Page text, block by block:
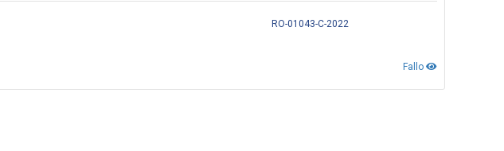
RO-01043-C-2022
Fallo